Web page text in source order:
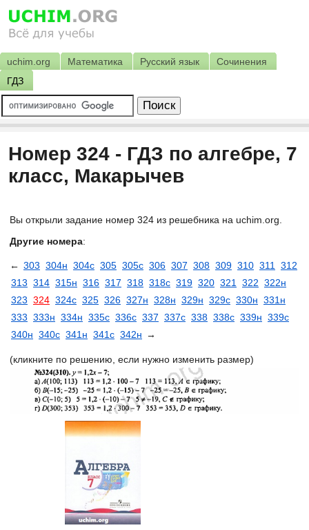
uchim.org Математика Русский язык
Сочинения
ГДЗ
Номер 324 - ГДЗ по алгебре, 7
класс, Макарычев
Вы открыли задание номер 324 из решебника на uchim.org.
Другие номера:
← 303 304н 304с 305 305с 306 307 308 309 310 311
312
313 314 315н 316 317 318 318с 319 320 321 322 322н
323 324 324с 325 326 327н 328н 329н 329с 330н 331н
333 333н 334н 335с 336с 337 337с 338 338с 339н 339с
340н 340с 341н 341с 342н →
(кликните по решению, если нужно изменить размер)